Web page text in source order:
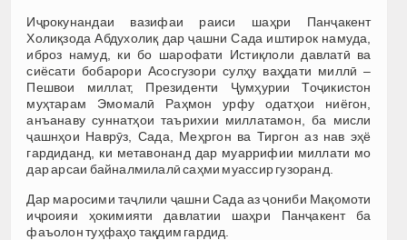
Иҷрокунандаи вазифаи раиси шаҳри Панҷакент
Холиқзода Абдухолиқ дар ҷашни Сада иштирок намуда,
иброз намуд, ки бо шарофати Истиқлоли давлатӣ ва
сиёсати бобарори Асосгузори сулҳу ваҳдати миллӣ –
Пешвои миллат, Президенти Ҷумҳурии Тоҷикистон
муҳтарам Эмомалӣ Раҳмон урфу одатҳои ниёгон,
анъанаву суннатҳои таърихии миллатамон, ба мисли
ҷашнҳои Наврӯз, Сада, Меҳргон ва Тиргон аз нав эҳё
гардиданд, ки метавонанд дар муаррифии миллати мо
дар арсаи байналмилалӣ саҳми муассир гузоранд.
Дар маросими таҷлили ҷашни Сада аз ҷониби Мақомоти
иҷроияи ҳокимияти давлатии шаҳри Панҷакент ба
фаъолон туҳфаҳо тақдим гардид.